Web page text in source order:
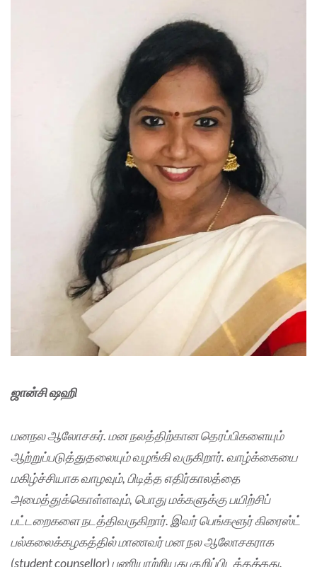
ஜான்சி ஷஹி
மனநல ஆலோசகர். மன நலத்திற்கான தெரப்பிகளையும்
ஆற்றுப்படுத்துதலையும் வழங்கி வருகிறார். வாழ்க்கையை
மகிழ்ச்சியாக வாழவும், பிடித்த எதிர்காலத்தை
அமைத்துக்கொள்ளவும், பொது மக்களுக்கு பயிற்சிப்
பட்டறைகளை நடத்திவருகிறார். இவர் பெங்களூர் கிரைஸ்ட்
பல்கலைக்கழகத்தில் மாணவர் மன நல ஆலோசகராக
(student counsellor) பணியாற்றியது குறிப்பிடத்தக்கது.